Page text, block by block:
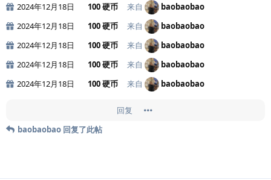
2024年12月18日
100 硬币 来自
baobaobao
2024年12月18日
100 硬币 来自
baobaobao
2024年12月18日
100 硬币 来自
baobaobao
2024年12月18日
100 硬币 来自
baobaobao
2024年12月18日
100 硬币 来自 baobaobao
回复
baobaobao 回复了此帖